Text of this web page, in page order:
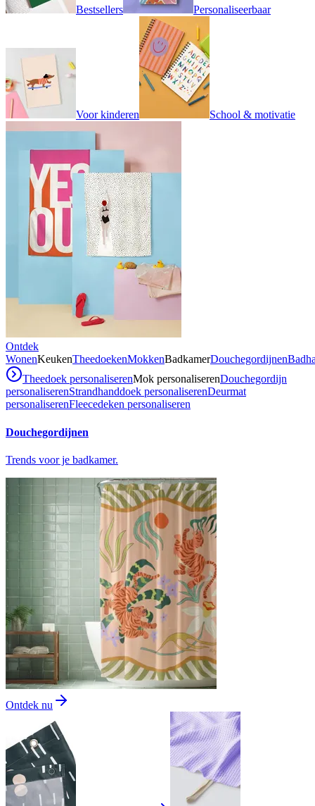
Bestsellers Personaliseerbaar
Voor kinderen School & motivatie
Ontdek
WonenKeukenTheedoekenMokkenBadkamerDouchegordijnen
Theedoek personaliserenMok personaliserenDouchegordijn
personaliserenStrandhanddoek personaliserenDeurmat
personaliserenFleecedeken personaliseren
Douchegordijnen
Trends voor je badkamer.
Ontdek nu